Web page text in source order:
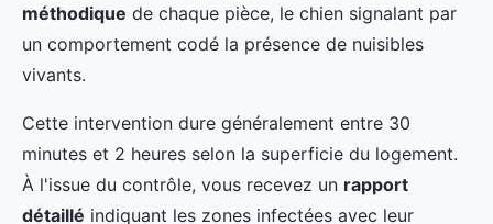
méthodique de chaque pièce, le chien signalant par
un comportement codé la présence de nuisibles
vivants.
Cette intervention dure généralement entre 30
minutes et 2 heures selon la superficie du logement.
À l'issue du contrôle, vous recevez un rapport
détaillé indiquant les zones infectées avec leur